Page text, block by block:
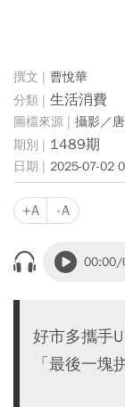
曹悅華
生活消費
攝影／
1489期
2025-07-02
+A -A
00:00/
好市多攜手
「最後一塊